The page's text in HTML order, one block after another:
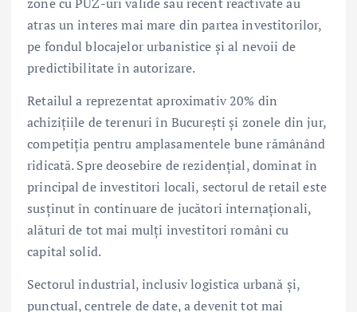
atras un interes mai mare din partea investitorilor,
pe fondul blocajelor urbanistice și al nevoii de
predictibilitate în autorizare.
Retailul a reprezentat aproximativ 20% din
achizițiile de terenuri în București și zonele din jur,
competiția pentru amplasamentele bune rămânând
ridicată. Spre deosebire de rezidențial, dominat în
principal de investitori locali, sectorul de retail este
susținut în continuare de jucători internaționali,
alături de tot mai mulți investitori români cu
capital solid.
Sectorul industrial, inclusiv logistica urbană și,
punctual, centrele de date, a devenit tot mai